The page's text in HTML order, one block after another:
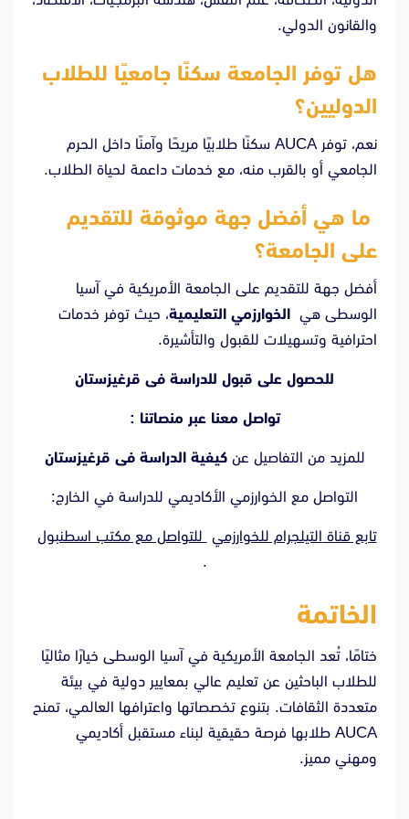
والقانون الدولي.
هل توفر الجامعة سكنًا جامعيًا للطلاب
الدوليين؟
نعم، توفر AUCA سكنًا طلابيًا مريحًا وآمنًا داخل الحرم
الجامعي أو بالقرب منه، مع خدمات داعمة لحياة الطلاب.
ما هي أفضل جهة موثوقة للتقديم
على الجامعة؟
أفضل جهة للتقديم على الجامعة الأمريكية في آسيا
الوسطى هي الخوارزمي التعليمية، حيث توفر خدمات
احترافية وتسهيلات للقبول والتأشيرة.
للحصول على قبول للدراسة فى قرغيزستان
تواصل معنا عبر منصاتنا :
للمزيد من التفاصيل عنكيفية الدراسة فى قرغيزستان
التواصل مع الخوارزمي الأكاديمي للدراسة في الخارج:
تابع قناة التيلجرام للخوارزمي للتواصل معمكتب اسطنبول
.
الخاتمة
ختامًا، تُعد الجامعة الأمريكية في آسيا الوسطى خيارًا مثاليًا
للطلاب الباحثين عن تعليم عالي بمعايير دولية في بيئة
متعددة الثقافات. بتنوع تخصصاتها واعترافها العالمي، تمنح
AUCA طلابها فرصة حقيقية لبناء مستقبل أكاديمي
ومهني مميز.